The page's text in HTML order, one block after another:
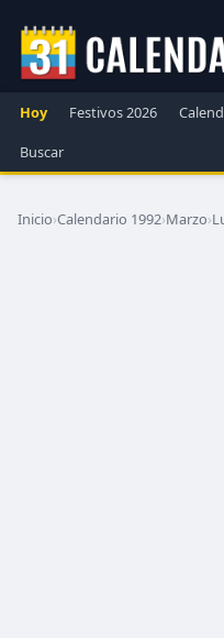
Hoy Festivos 2026
Buscar
Inicio›Calendario 1992›Marzo›